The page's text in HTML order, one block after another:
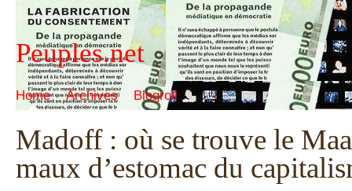
Peuples.net
Home Archives Blogroll
Madoff : où se trouve le
maux d’estomac du